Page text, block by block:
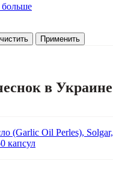
больше
Применить
в Украине
(Garlic Oil Perles), Solgar,
капсул